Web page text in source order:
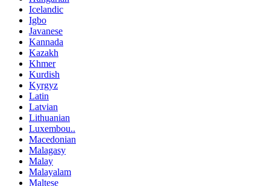
Icelandic
Igbo
Javanese
Kannada
Kazakh
Khmer
Kurdish
Kyrgyz
Latin
Latvian
Lithuanian
Luxembou..
Macedonian
Malagasy
Malay
Malayalam
Maltese